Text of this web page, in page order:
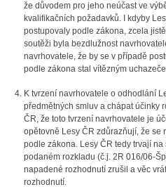
že důvodem pro jeho neúčast ve
kvalifikačních požadavků. I kdyby
postupovaly podle zákona, zcela
soutěži byla bezdlužnost
navrhovatele, že by se v případě
podle zákona stal vítězným
K tvrzení navrhovatele o odhodlání
předmětných smluv a chápat účinky
ČR, že toto tvrzení navrhovatele je
opětovně Lesy ČR zdůrazňují, že
podle zákona. Lesy ČR tedy trvají
podaném rozkladu (č.j. 2R 016/06-
napadené rozhodnutí zrušil a věc
rozhodnutí.